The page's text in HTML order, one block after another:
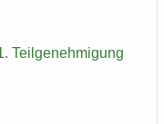
Teil­ge­neh­mi­gung